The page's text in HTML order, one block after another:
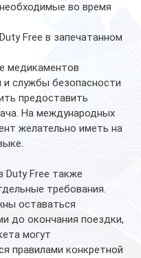
во время
Free в запечатанном
медикаментов
и службы безопасности
предоставить
На международных
желательно иметь на
Duty Free также
требования.
оставаться
до окончания поездки,
могут
правилами конкретной